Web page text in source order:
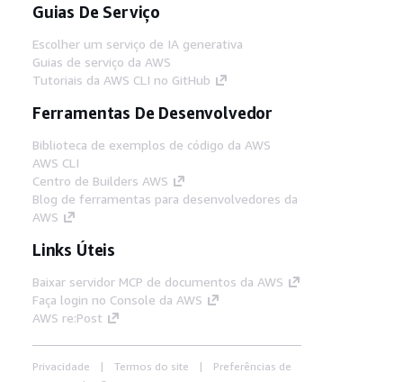
Guias De Serviço
Escolher um serviço de IA generativa
Guias de serviço da AWS
Tutoriais da AWS CLI no GitHub
Ferramentas De Desenvolvedor
Biblioteca de exemplos de código da AWS
AWS CLI
Centro de Builders AWS
Blog de ferramentas para desenvolvedores da
AWS
Links Úteis
Baixar servidor MCP de documentos da AWS
Faça login no Console da AWS
AWS re:Post
Privacidade Termos do site
Preferências de